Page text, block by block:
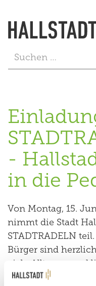
LEBEN
FREIZEIT
TOURISMUS
WIRTSCHAFT
-
in die
Von Montag, 15.
nimmt die Stadt
STADTRADELN
Bürger sind
viele Alltagswege
Fahrrad